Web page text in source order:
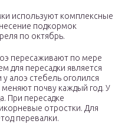
используют комплексные
подкормок
по октябрь.
пересаживают по мере
для пересадки является
алоэ стебель оголился
почву каждый год. У
При пересадке
отростки. Для
перевалки.